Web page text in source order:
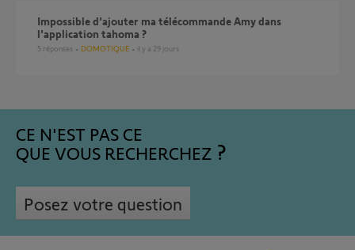
Impossible d'ajouter ma télécommande Amy dans
l'application tahoma ?
5 réponses DOMOTIQUE il y a 29 jours
CE N'EST PAS CE
QUE VOUS RECHERCHEZ
Posez votre question